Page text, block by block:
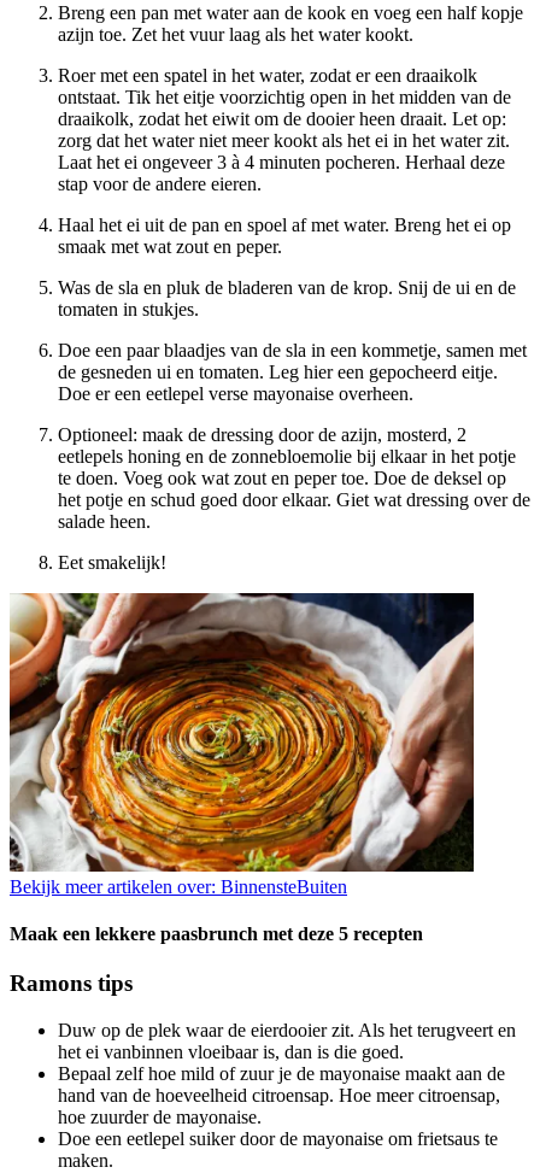
Breng een pan met water aan de kook en voeg een half kopje
azijn toe. Zet het vuur laag als het water kookt.
Roer met een spatel in het water, zodat er een draaikolk
ontstaat. Tik het eitje voorzichtig open in het midden van de
draaikolk, zodat het eiwit om de dooier heen draait. Let op:
zorg dat het water niet meer kookt als het ei in het water zit.
Laat het ei ongeveer 3 à 4 minuten pocheren. Herhaal deze
stap voor de andere eieren.
Haal het ei uit de pan en spoel af met water. Breng het ei op
smaak met wat zout en peper.
Was de sla en pluk de bladeren van de krop. Snij de ui en de
tomaten in stukjes.
Doe een paar blaadjes van de sla in een kommetje, samen met
de gesneden ui en tomaten. Leg hier een gepocheerd eitje.
Doe er een eetlepel verse mayonaise overheen.
Optioneel: maak de dressing door de azijn, mosterd, 2
eetlepels honing en de zonnebloemolie bij elkaar in het potje
te doen. Voeg ook wat zout en peper toe. Doe de deksel op
het potje en schud goed door elkaar. Giet wat dressing over de
salade heen.
Eet smakelijk!
Bekijk meer artikelen over: BinnensteBuiten
Maak een lekkere paasbrunch met deze 5 recepten
Ramons tips
Duw op de plek waar de eierdooier zit. Als het terugveert en
het ei vanbinnen vloeibaar is, dan is die goed.
Bepaal zelf hoe mild of zuur je de mayonaise maakt aan de
hand van de hoeveelheid citroensap. Hoe meer citroensap,
hoe zuurder de mayonaise.
Doe een eetlepel suiker door de mayonaise om frietsaus te
maken.